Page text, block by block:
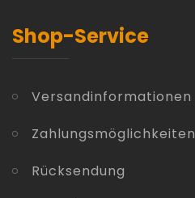
Shop-Service
Versandinformationen
Zahlungsmöglichkeiten
Rücksendung